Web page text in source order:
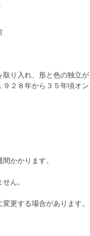
り入れ、形と色の独立
２８年から３５年頃オ
かかります。
ん。
更する場合があります。